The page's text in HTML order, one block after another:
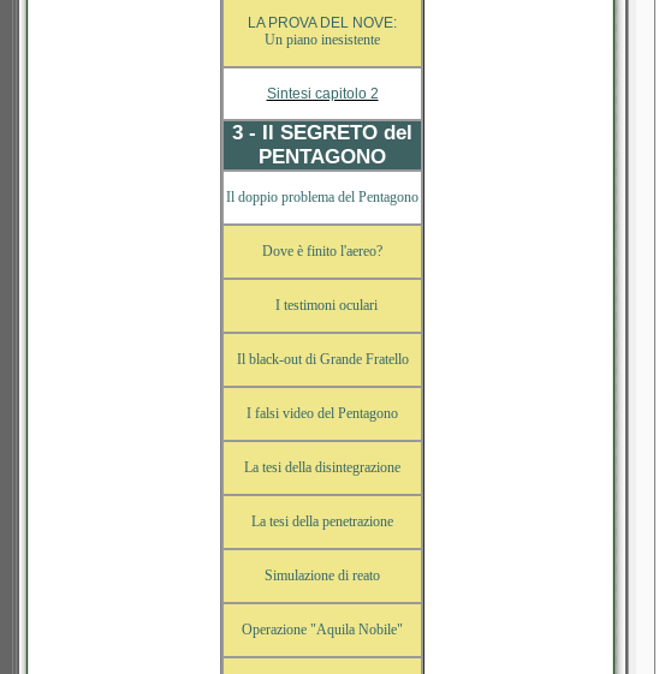
LA PROVA DEL NOVE:
Un piano inesistente
Sintesi capitolo 2
3 - Il SEGRETO del
PENTAGONO
Il doppio problema del Pentagono
Dove è finito l'aereo?
I testimoni oculari
Il black-out di Grande Fratello
I falsi video del Pentagono
La tesi della disintegrazione
La tesi della penetrazione
Simulazione di reato
Operazione "Aquila Nobile"